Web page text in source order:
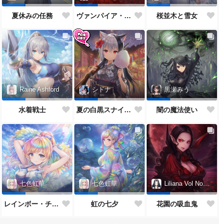
夏休みの任務 ヴァンパイア・チアガール 桜並木と雪女
Raine Ashford
水着戦士
シドナ
夏の白黒スナイパー
黒瀬みう
闇の魔法使い
七色虹華
レインボー・チアガール
七色虹華
虹の七夕
Liliana Vol Noctis
花園の吸血鬼